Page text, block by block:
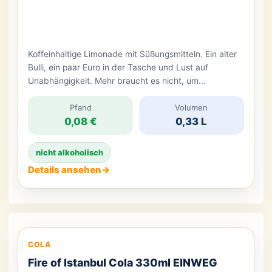
Koffeinhaltige Limonade mit Süßungsmitteln. Ein alter
Bulli, ein paar Euro in der Tasche und Lust auf
Unabhängigkeit. Mehr braucht es nicht, um
geht, stellten sich Mirco und Lorenz im Jahr 2002 die
große Frage: Wohin mit dem Lebenssinn? Die Antwort:
Pfand
0,08 €
Volumen
0,33 L
nicht alkoholisch
Details ansehen→
COLA
Fire of Istanbul Cola 330ml EINWEG